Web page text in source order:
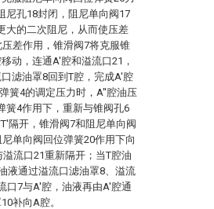
尼孔18封闭，阻尼单向阀17
大的二次阻尼，从而使压差
压差作用，锥滑阀7将克服锥
动，连通A′腔和溢流口21，
滤油罩8回到T腔，完成A′腔
簧4的调定压力时，A′′腔油压
簧4作用下，重新与锥阀孔6
隔开，锥滑阀7和阻尼单向阀
单向阀回位弹簧20作用下向
溢流口21重新隔开；当T腔油
液通过溢流口滤油罩8、溢流
7与A′腔，油液再由A′腔通
补向A腔。